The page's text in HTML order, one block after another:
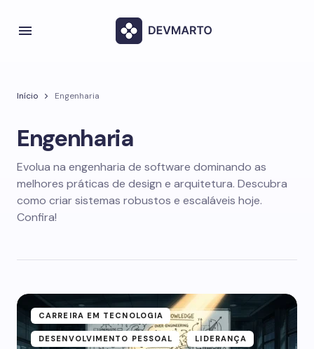
Início Engenharia
Engenharia
Evolua na engenharia de software dominando as
melhores práticas de design e arquitetura. Descubra
como criar sistemas robustos e escaláveis hoje.
Confira!
CARREIRA EM TECNOLOGIA
DESENVOLVIMENTO PESSOAL LIDERANÇA